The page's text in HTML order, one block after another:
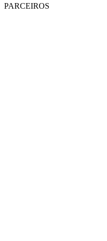
PARCEIROS